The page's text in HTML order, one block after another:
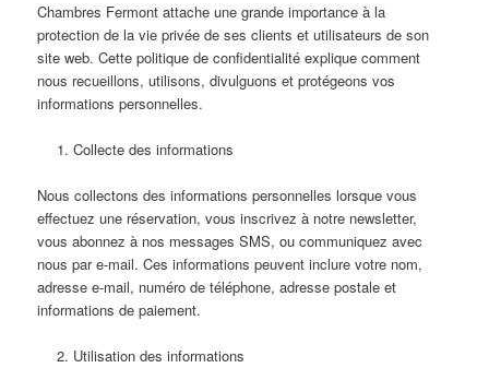
Chambres Fermont attache une grande importance à la
protection de la vie privée de ses clients et utilisateurs de son
site web. Cette politique de confidentialité explique comment
nous recueillons, utilisons, divulguons et protégeons vos
informations personnelles.
Collecte des informations
Nous collectons des informations personnelles lorsque vous
effectuez une réservation, vous inscrivez à notre newsletter,
vous abonnez à nos messages SMS, ou communiquez avec
nous par e-mail. Ces informations peuvent inclure votre nom,
adresse e-mail, numéro de téléphone, adresse postale et
informations de paiement.
Utilisation des informations